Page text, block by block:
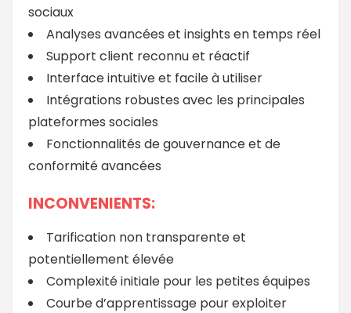
sociaux
Analyses avancées et insights en temps réel
Support client reconnu et réactif
Interface intuitive et facile à utiliser
Intégrations robustes avec les principales
plateformes sociales
Fonctionnalités de gouvernance et de
conformité avancées
INCONVENIENTS:
Tarification non transparente et
potentiellement élevée
Complexité initiale pour les petites équipes
Courbe d’apprentissage pour exploiter